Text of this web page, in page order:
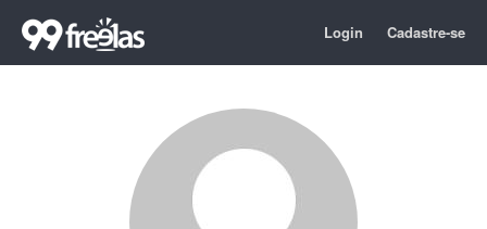
Login Cadastre-se